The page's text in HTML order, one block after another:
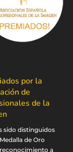
por la
de
de la
sido distinguidos
de Oro
a